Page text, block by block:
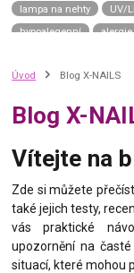
lampa na nehty
UV/
hypoalegenní
alergie
top coat universe
top
top coat mercury dream
japonská manikúra
výživný lak na nehty
calcium gel
nail
slabé nehty
termo lak
Úvod Blog X-NAILS
Blog X-
Vítejte na
Zde si můžete
také jejich testy,
vás praktické
upozornění na
situací, které mohou